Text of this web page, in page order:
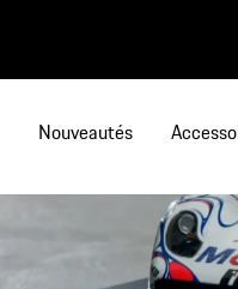
contenu
Nouveautés